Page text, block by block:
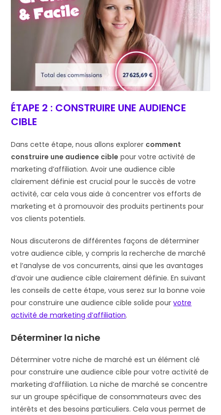
ÉTAPE 2 : CONSTRUIRE UNE AUDIENCE
CIBLE
Dans cette étape, nous allons explorer comment
construire une audience cible pour votre activité de
marketing d’affiliation. Avoir une audience cible
clairement définie est crucial pour le succès de votre
activité, car cela vous aide à concentrer vos efforts de
marketing et à promouvoir des produits pertinents pour
vos clients potentiels.
Nous discuterons de différentes façons de déterminer
votre audience cible, y compris la recherche de marché
et l’analyse de vos concurrents, ainsi que les avantages
d’avoir une audience cible clairement définie. En suivant
les conseils de cette étape, vous serez sur la bonne voie
pour construire une audience cible solide pourvotre
activité de marketing d’affiliation.
Déterminer la niche
Déterminer votre niche de marché est un élément clé
pour construire une audience cible pour votre activité de
marketing d’affiliation. La niche de marché se concentre
sur un groupe spécifique de consommateurs avec des
intérêts et des besoins particuliers. Cela vous permet de